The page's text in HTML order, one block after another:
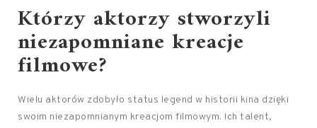
Którzy aktorzy stworzyli
niezapomniane kreacje
filmowe?
Wielu aktorów zdobyło status legend w historii kina dzięki
swoim niezapomnianym kreacjom filmowym. Ich talent,